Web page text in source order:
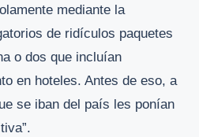
mediante la
de ridículos paquetes
o dos que incluían
en hoteles. Antes de eso, a
se iban del país les ponían